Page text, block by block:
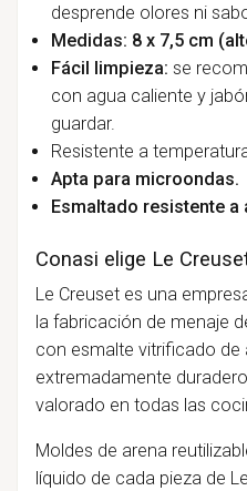
desprende olores ni
Medidas: 8 x 7,5 cm
Fácil limpieza: se
con agua caliente y
guardar.
Resistente a
Apta para microondas.
Esmaltado resistente a
Conasi elige Le
Le Creuset es una
la fabricación de menaje
con esmalte vitrificado de
extremadamente
valorado en todas las
Moldes de arena
líquido de cada pieza de